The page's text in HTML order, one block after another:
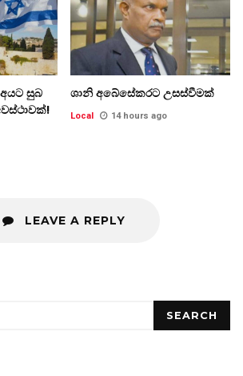
සුබ
ශානි අබේසේකරට උසස්වීමක්
Local 14 hours ago
LEAVE A REPLY
SEARCH